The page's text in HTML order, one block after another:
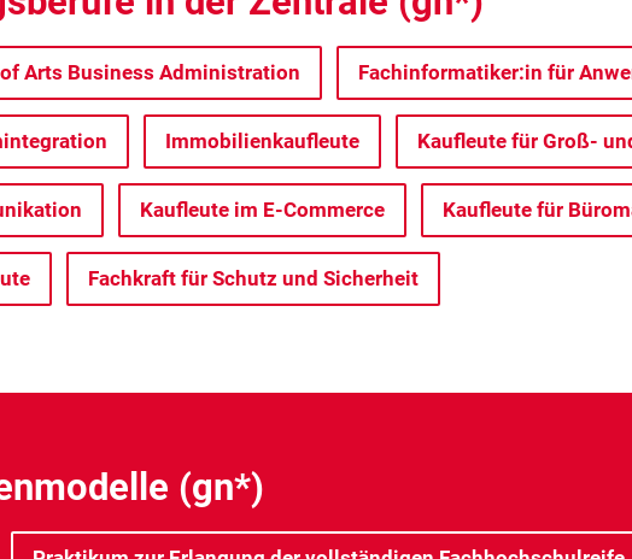
Arts Business Administration Fachinformatiker:in für
Immobilienkaufleute Kaufleute für Groß-
Kaufleute im E-Commerce Kaufleute für
Fachkraft für Schutz und Sicherheit
(gn*)